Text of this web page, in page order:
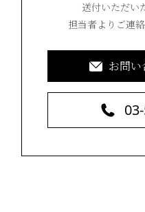
送付いただい
担当者よりご連
お問い